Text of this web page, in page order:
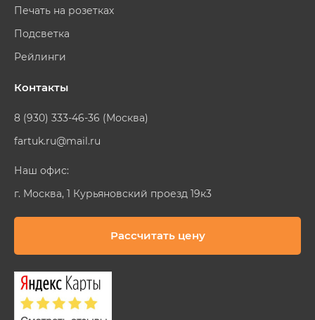
Печать на розетках
Подсветка
Рейлинги
Контакты
8 (930) 333-46-36 (Москва)
fartuk.ru@mail.ru
Наш офис:
г. Москва, 1 Курьяновский проезд 19к3
Рассчитать цену